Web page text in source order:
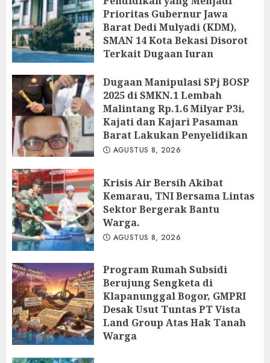
Prioritas Gubernur Jawa
Barat Dedi Mulyadi (KDM),
SMAN 14 Kota Bekasi Disorot
Terkait Dugaan Iuran
AGUSTUS 9, 2026
Dugaan Manipulasi SPj BOSP
2025 di SMKN.1 Lembah
Malintang Rp.1.6 Milyar P3i,
Kajati dan Kajari Pasaman
Barat Lakukan Penyelidikan
AGUSTUS 8, 2026
Krisis Air Bersih Akibat
Kemarau, TNI Bersama Lintas
Sektor Bergerak Bantu
Warga.
AGUSTUS 8, 2026
Program Rumah Subsidi
Berujung Sengketa di
Klapanunggal Bogor, GMPRI
Desak Usut Tuntas PT Vista
Land Group Atas Hak Tanah
Warga